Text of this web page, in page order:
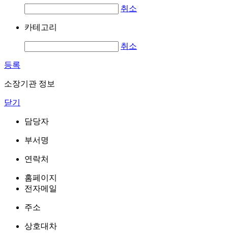
취소
카테고리
취소
등록
소장기관 정보
닫기
담당자
부서명
연락처
홈페이지
전자메일
주소
상호대차